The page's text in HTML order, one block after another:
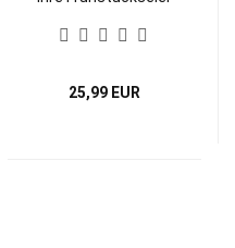
25,99 EUR